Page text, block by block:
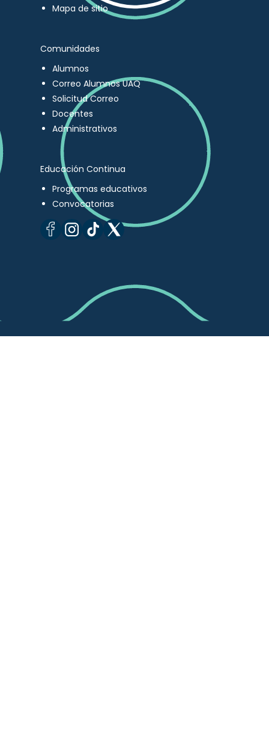
Mapa de sitio
Comunidades
Alumnos
Correo Alumnos UAQ
Solicitud Correo
Docentes
Administrativos
Educación Continua
Programas educativos
Convocatorias